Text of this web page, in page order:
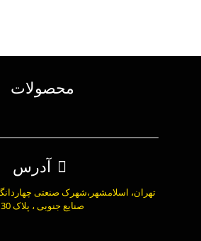
محصولات
آدرس
صنایع جنوبی ، پلاک 30